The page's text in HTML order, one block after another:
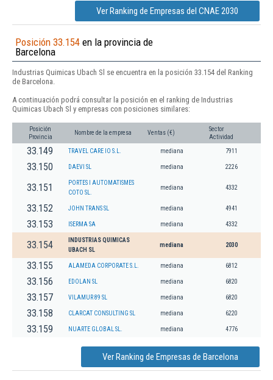
Ver Ranking de Empresas del CNAE 2030
Posición 33.154 en la provincia de
Barcelona
Industrias Quimicas Ubach Sl se encuentra en la posición 33.154 del Ranking
de Barcelona.
A continuación podrá consultar la posición en el ranking de Industrias
Quimicas Ubach Sl y empresas con posiciones similares:
Posición
Provincia
Nombre de la empresa Ventas (€)
Sector
Actividad
33.149 TRAVEL CARE IO S.L. mediana 7911
33.150 DAEVI SL mediana 2226
33.151
PORTES I AUTOMATISMES
COTO SL.
mediana 4332
33.152 JOHN TRANS SL mediana 4941
33.153 ISERMA SA mediana 4332
33.154
INDUSTRIAS QUIMICAS
UBACH SL
mediana 2030
33.155 ALAMEDA CORPORATE S.L. mediana 6812
33.156 EDOLAN SL mediana 6820
33.157 VILAMUR 89 SL mediana 6820
33.158 CLARCAT CONSULTING SL mediana 6220
33.159 NUARTE GLOBAL SL. mediana 4776
Ver Ranking de Empresas de Barcelona